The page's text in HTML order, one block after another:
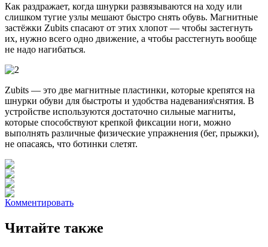
Как раздражает, когда шнурки развязываются на ходу или
слишком тугие узлы мешают быстро снять обувь. Магнитные
застёжки Zubits спасают от этих хлопот — чтобы застегнуть
их, нужно всего одно движение, а чтобы расстегнуть вообще
не надо нагибаться.
Zubits — это две магнитные пластинки, которые крепятся на
шнурки обуви для быстроты и удобства надевания\снятия. В
устройстве используются достаточно сильные магниты,
которые способствуют крепкой фиксации ноги, можно
выполнять различные физические упражнения (бег, прыжки),
не опасаясь, что ботинки слетят.
Комментировать
Читайте также